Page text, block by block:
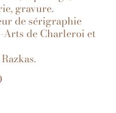
gravure.
de sérigraphie
Arts de Charleroi et